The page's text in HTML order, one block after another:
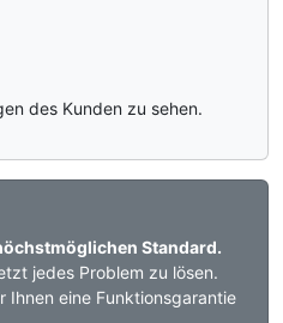
des Kunden zu sehen.
Standard.
jedes Problem zu lösen.
Ihnen eine Funktionsgarantie